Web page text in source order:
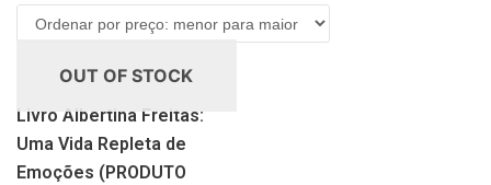
OUT OF STOCK
Livro Albertina Freitas:
Uma Vida Repleta de
Emoções (PRODUTO